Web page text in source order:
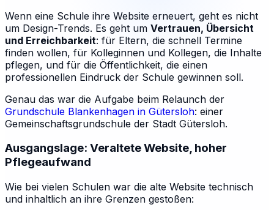
Wenn eine Schule ihre Website erneuert, geht es nicht
um Design-Trends. Es geht um Vertrauen, Übersicht
und Erreichbarkeit: für Eltern, die schnell Termine
finden wollen, für Kolleginnen und Kollegen, die Inhalte
pflegen, und für die Öffentlichkeit, die einen
professionellen Eindruck der Schule gewinnen soll.
Genau das war die Aufgabe beim Relaunch der
Grundschule Blankenhagen in Gütersloh: einer
Gemeinschaftsgrundschule der Stadt Gütersloh.
Ausgangslage: Veraltete Website, hoher
Pflegeaufwand
Wie bei vielen Schulen war die alte Website technisch
und inhaltlich an ihre Grenzen gestoßen: